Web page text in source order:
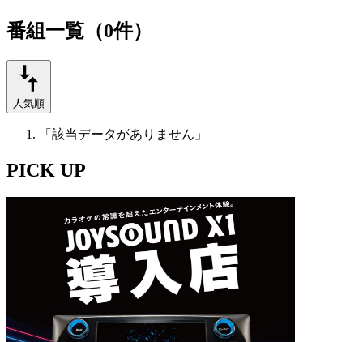
番組一覧（0件）
人気順
「該当データがありません」
PICK UP